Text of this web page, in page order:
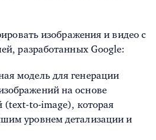
изображения и видео с
разработанных Google:
модель для генерации
на основе
(text-to-image), которая
уровнем детализации и